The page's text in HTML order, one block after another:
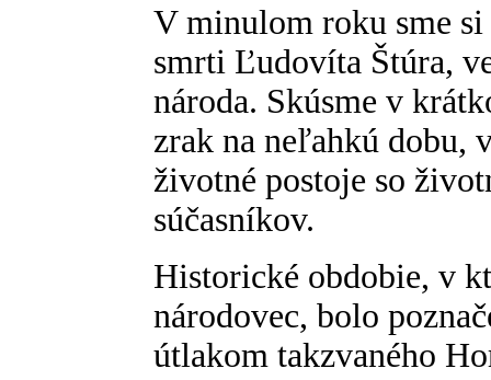
V minulom roku sme
smrti Ľudovíta Štúra,
národa. Skúsme v
zrak na neľahkú dobu,
životné postoje so
súčasníkov.
Historické obdobie, v
národovec, bolo
útlakom takzvaného